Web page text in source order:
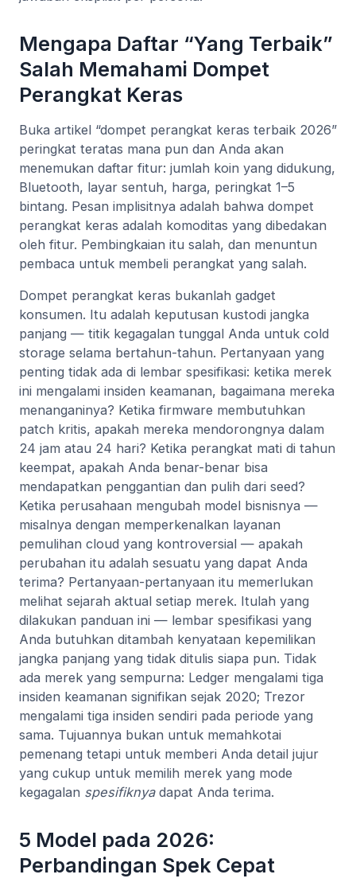
Mengapa Daftar “Yang Terbaik”
Salah Memahami Dompet
Perangkat Keras
Buka artikel “dompet perangkat keras terbaik 2026”
peringkat teratas mana pun dan Anda akan
menemukan daftar fitur: jumlah koin yang didukung,
Bluetooth, layar sentuh, harga, peringkat 1–5
bintang. Pesan implisitnya adalah bahwa dompet
perangkat keras adalah komoditas yang dibedakan
oleh fitur. Pembingkaian itu salah, dan menuntun
pembaca untuk membeli perangkat yang salah.
Dompet perangkat keras bukanlah gadget
konsumen. Itu adalah keputusan kustodi jangka
panjang — titik kegagalan tunggal Anda untuk cold
storage selama bertahun-tahun. Pertanyaan yang
penting tidak ada di lembar spesifikasi: ketika merek
ini mengalami insiden keamanan, bagaimana mereka
menanganinya? Ketika firmware membutuhkan
patch kritis, apakah mereka mendorongnya dalam
24 jam atau 24 hari? Ketika perangkat mati di tahun
keempat, apakah Anda benar-benar bisa
mendapatkan penggantian dan pulih dari seed?
Ketika perusahaan mengubah model bisnisnya —
misalnya dengan memperkenalkan layanan
pemulihan cloud yang kontroversial — apakah
perubahan itu adalah sesuatu yang dapat Anda
terima? Pertanyaan-pertanyaan itu memerlukan
melihat sejarah aktual setiap merek. Itulah yang
dilakukan panduan ini — lembar spesifikasi yang
Anda butuhkan ditambah kenyataan kepemilikan
jangka panjang yang tidak ditulis siapa pun. Tidak
ada merek yang sempurna: Ledger mengalami tiga
insiden keamanan signifikan sejak 2020; Trezor
mengalami tiga insiden sendiri pada periode yang
sama. Tujuannya bukan untuk memahkotai
pemenang tetapi untuk memberi Anda detail jujur
yang cukup untuk memilih merek yang mode
kegagalan spesifiknyadapat Anda terima.
5 Model pada 2026:
Perbandingan Spek Cepat